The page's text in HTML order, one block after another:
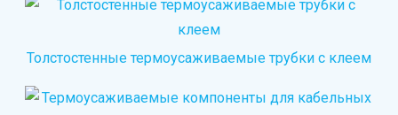
Толстостенные термоусаживаемые трубки с клеем